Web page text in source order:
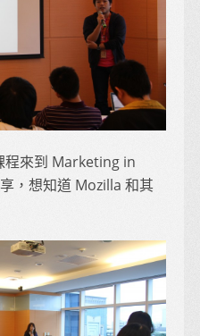
程來到 Marketing in
，想知道 Mozilla 和其